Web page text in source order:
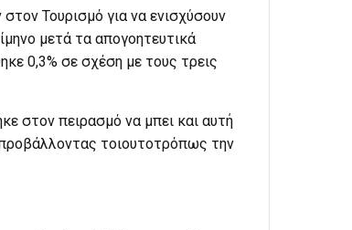
Τουρισμό για να ενισχύσουν
μετά τα απογοητευτικά
0,3% σε σχέση με τους τρεις
στον πειρασμό να μπει και αυτή
τοιουτοτρόπως την